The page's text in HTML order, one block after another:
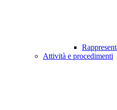
Attività e procedimenti